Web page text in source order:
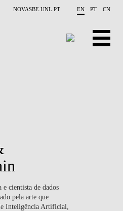
NOVASBE.UNL.PT EN PT CN
cientista de dados
pela arte que
Inteligência Artificial,